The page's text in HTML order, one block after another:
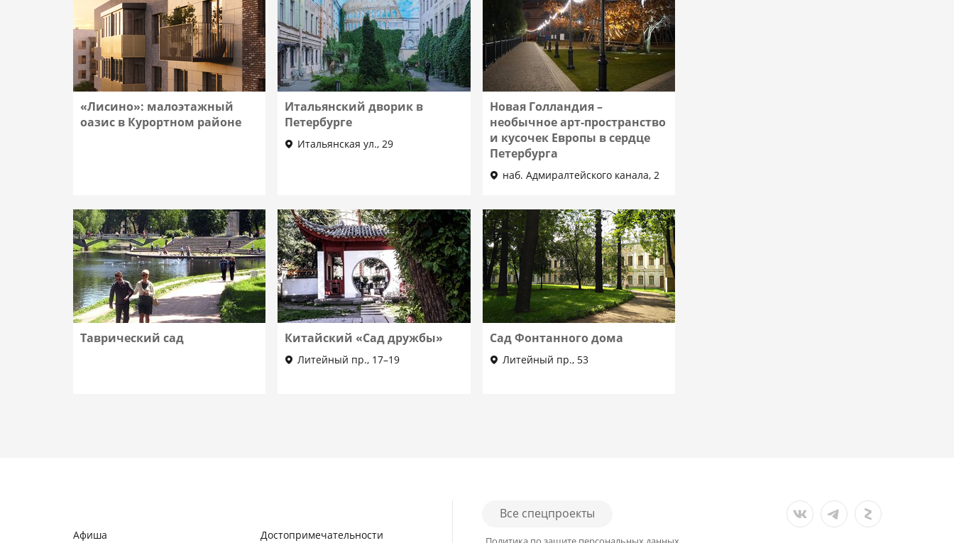
«Лисино»: малоэтажный
оазис в Курортном районе
Итальянский дворик в
Петербурге
Итальянская ул., 29
Новая Голландия –
необычное арт-пространство
и кусочек Европы в сердце
Петербурга
наб. Адмиралтейского канала, 2
Таврический сад Китайский «Сад дружбы»
Литейный пр., 17–19
Сад Фонтанного дома
Литейный пр., 53
Афиша Достопримечательности
Все спецпроекты